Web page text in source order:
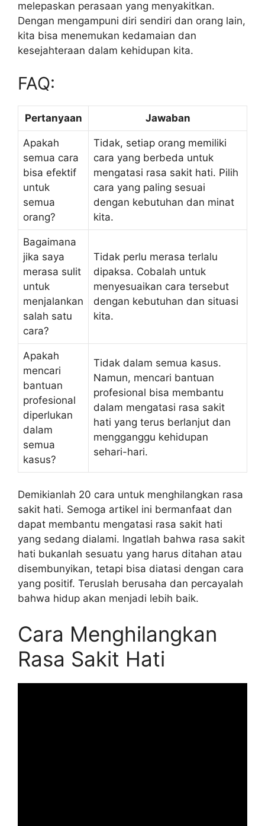
melepaskan perasaan yang menyakitkan.
Dengan mengampuni diri sendiri dan orang lain,
kita bisa menemukan kedamaian dan
kesejahteraan dalam kehidupan kita.
FAQ:
Pertanyaan Jawaban
Apakah
semua cara
bisa efektif
untuk
semua
orang?
Tidak, setiap orang memiliki
cara yang berbeda untuk
mengatasi rasa sakit hati. Pilih
cara yang paling sesuai
dengan kebutuhan dan minat
kita.
Bagaimana
jika saya
merasa sulit
untuk
menjalankan
salah satu
cara?
Tidak perlu merasa terlalu
dipaksa. Cobalah untuk
menyesuaikan cara tersebut
dengan kebutuhan dan situasi
kita.
Apakah
mencari
bantuan
profesional
diperlukan
dalam
semua
kasus?
Tidak dalam semua kasus.
Namun, mencari bantuan
profesional bisa membantu
dalam mengatasi rasa sakit
hati yang terus berlanjut dan
mengganggu kehidupan
sehari-hari.
Demikianlah 20 cara untuk menghilangkan rasa
sakit hati. Semoga artikel ini bermanfaat dan
dapat membantu mengatasi rasa sakit hati
yang sedang dialami. Ingatlah bahwa rasa sakit
hati bukanlah sesuatu yang harus ditahan atau
disembunyikan, tetapi bisa diatasi dengan cara
yang positif. Teruslah berusaha dan percayalah
bahwa hidup akan menjadi lebih baik.
Cara Menghilangkan
Rasa Sakit Hati